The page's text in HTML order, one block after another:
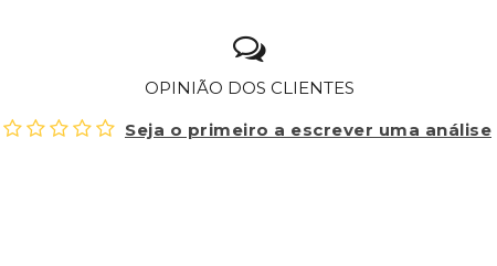
OPINIÃO DOS CLIENTES
Seja o primeiro a escrever uma análise